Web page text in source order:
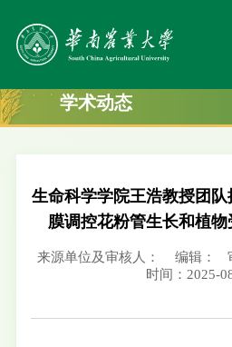
学术动态
生命科学学院王浩教授团
膜调控花粉管生长和植物
来源单位及审核人： 编辑：
时间：2025-